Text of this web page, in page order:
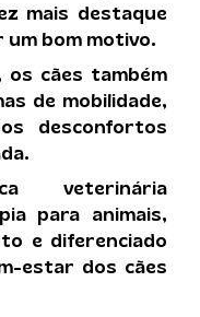
mais destaque
bom motivo.
os cães também
de mobilidade,
desconfortos
veterinária
para animais,
e diferenciado
estar dos cães